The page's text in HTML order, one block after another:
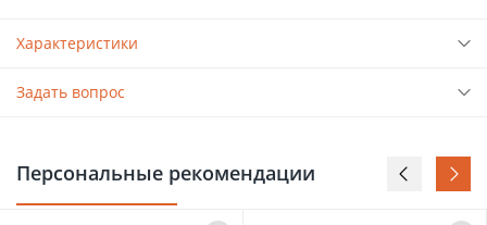
Характеристики
Задать вопрос
Персональные рекомендации